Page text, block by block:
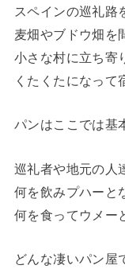
スペインの巡礼路
麦畑やブドウ畑を
小さな村に立ち寄
くたくたになって
パンはここでは基
巡礼者や地元の人
何を飲みプハーと
何を食ってウメー
どんな凄いパン屋